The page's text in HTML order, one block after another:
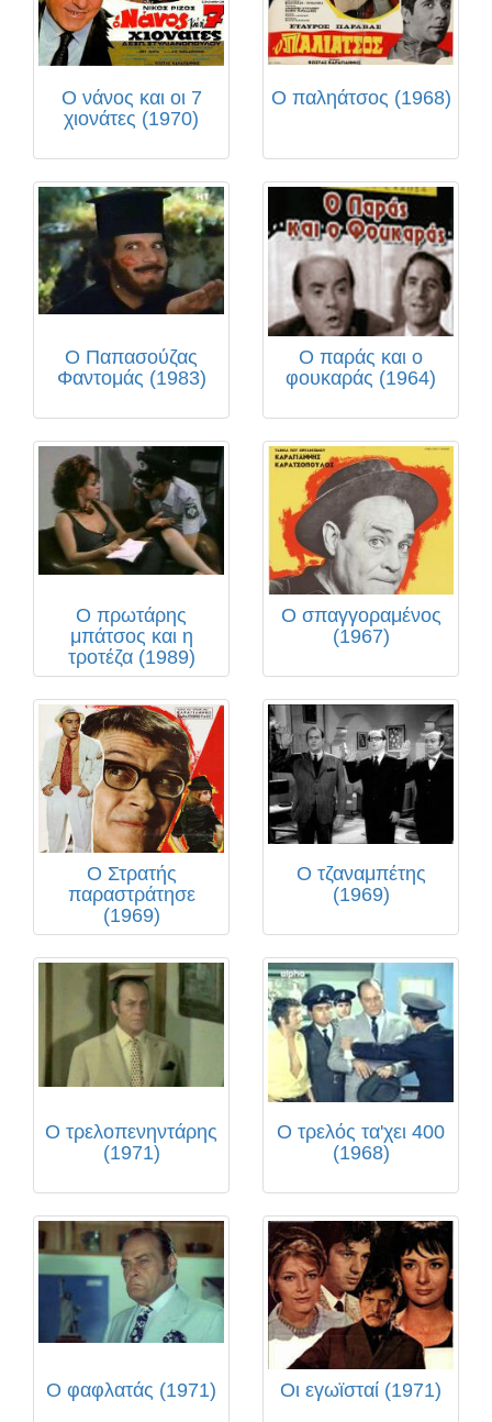
Ο νάνος και οι 7
χιονάτες (1970)
Ο παληάτσος (1968)
Ο Παπασούζας
Φαντομάς (1983)
Ο παράς και ο
φουκαράς (1964)
Ο πρωτάρης
μπάτσος και η
τροτέζα (1989)
Ο σπαγγοραμένος
(1967)
Ο Στρατής
παραστράτησε
(1969)
Ο τζαναμπέτης
(1969)
Ο τρελοπενηντάρης
(1971)
Ο τρελός τα'χει 400
(1968)
Ο φαφλατάς (1971) Οι εγωϊσταί (1971)